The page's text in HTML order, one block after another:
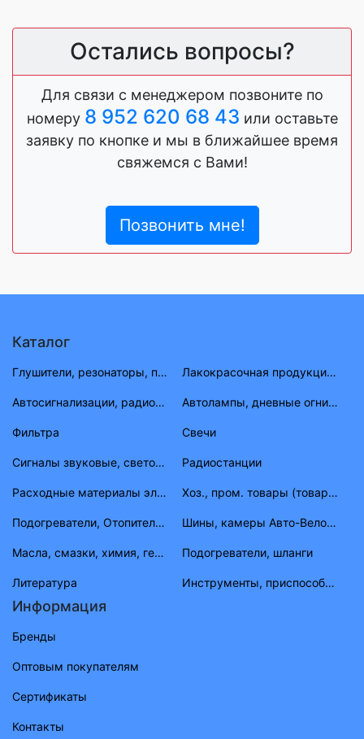
Остались вопросы?
Для связи с менеджером позвоните по
номеру 8 952 620 68 43 или оставьте
заявку по кнопке и мы в ближайшее время
свяжемся с Вами!
Позвонить мне!
Каталог
Глушители, резонаторы, приемные трубы ВАЗ, ГАЗ, УАЗ Лакокрасочная продукция (растворитель, антигравий, краска, материал)
Автосигнализации, радиостанции Автолампы, дневные огни, фары противотуманные, габаритные огни
Фильтра Свечи
Сигналы звуковые, световые Радиостанции
Расходные материалы электрика Хоз., пром. товары (товары народного потребления)
Подогреватели, Отопители, шланги, штуцера, тройники Шины, камеры Авто-Вело-Мото
Масла, смазки, химия, герметик, тосолы Подогреватели, шланги
Литература Инструменты, приспособления, приборы
Информация
Бренды
Оптовым покупателям
Сертификаты
Контакты